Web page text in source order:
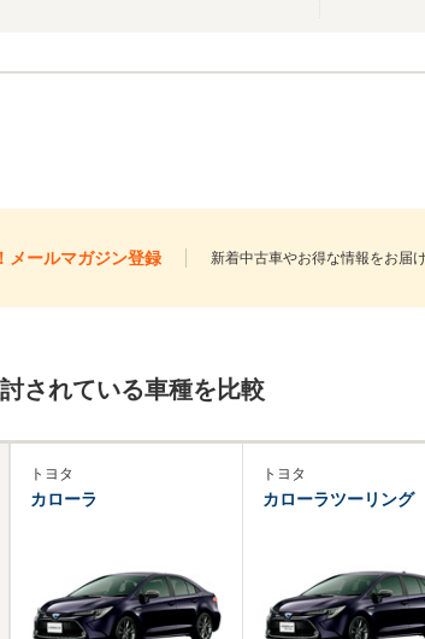
メールマガジン登録 新着中古車やお得な情報をお届
されている車種を比較
トヨタ
カローラ
トヨタ
カローラツーリング